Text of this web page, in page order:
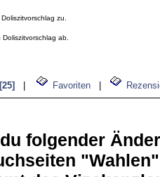
zu.
ab.
Favoriten
folgender